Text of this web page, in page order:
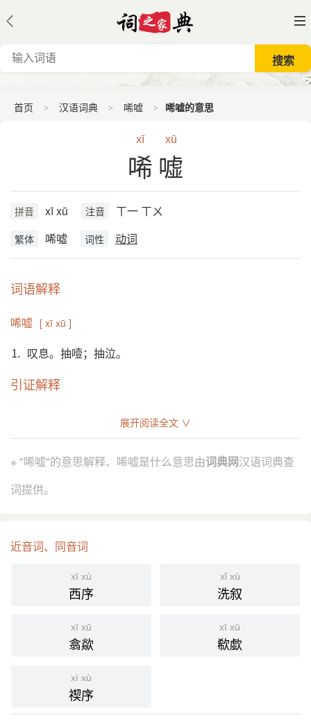
首页 汉语词典 唏嘘 唏嘘的意思
xī xū
唏嘘
拼音 xī xū 注音 ㄒ一 ㄒㄨ
繁体 唏噓 词性 动词
词语解释
唏嘘 [ xī xū ]
⒈ 叹息。抽噎；抽泣。
引证解释
清 周亮工 《书影》卷三：“《新安吏》、《石壕吏》
《老残游记》第八回：“题罢，唏嘘了几声，也就睡
了。”
⒉ 抽噎；抽泣。
可，两相唏嘘。”
冯雪峰 《月灾》：“我们觉得在我们的眼里都已含着
孔厥 《新儿女英雄续传》第十四章：“人们正在叹
息，唏嘘，嘁嘁地议论。”
唏嘘 [ xī xū ]
展开阅读全文 ∨
※ "唏嘘"的意思解释、唏嘘是什么意思由词典网汉语词典查
词提供。
近音词、同音词
xī xù
西序
xǐ xù
洗叙
xī xū
翕歘
xī xū
欷歔
xì xù
禊序